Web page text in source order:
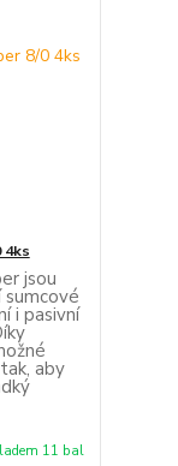
4ks
jsou
i pasivní
aby
11 bal